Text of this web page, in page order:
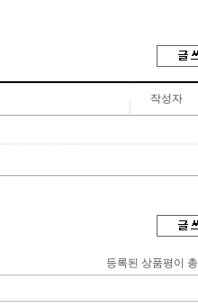
작성자
등록된 상품평이 총